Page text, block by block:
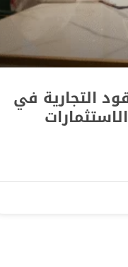
التجارية في